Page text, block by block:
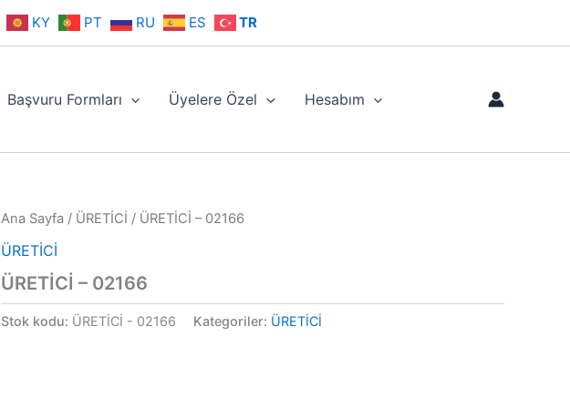
KY PT RU ES TR
Başvuru Formları Üyelere Özel Hesabım
Ana Sayfa / ÜRETİCİ / ÜRETİCİ – 02166
ÜRETİCİ
ÜRETİCİ – 02166
Stok kodu: ÜRETİCİ - 02166 Kategoriler: ÜRETİCİ